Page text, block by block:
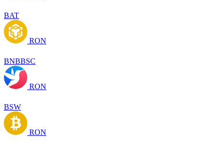
BAT
RON
BNBBSC
RON
BSW
RON